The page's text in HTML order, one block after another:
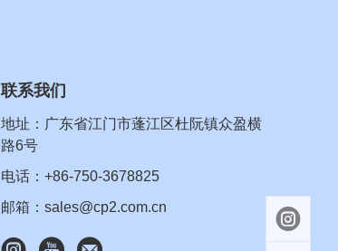
联系我们
地址：广东省江门市蓬江区杜阮镇众盈横
路6号
电话：+86-750-3678825
邮箱：sales@cp2.com.cn
